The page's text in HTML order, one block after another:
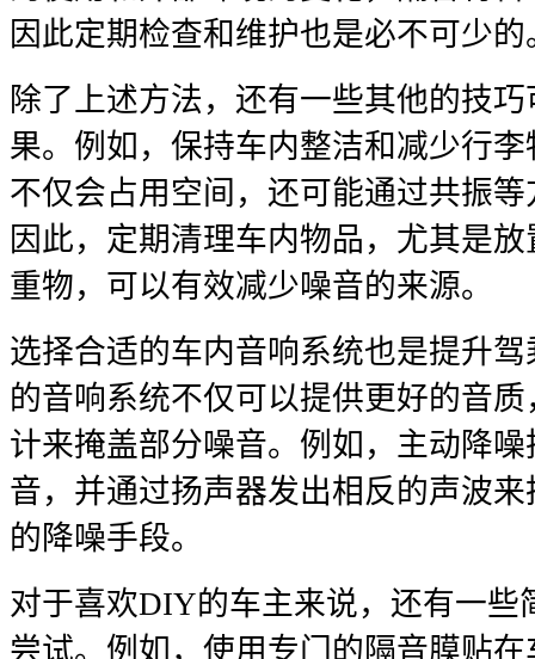
因此定期检查和维护也是必不可少的
除了上述方法，还有一些其他的技
果。例如，保持车内整洁和减少行
不仅会占用空间，还可能通过共振
因此，定期清理车内物品，尤其是
重物，可以有效减少噪音的来源。
选择合适的车内音响系统也是提升
的音响系统不仅可以提供更好的音
计来掩盖部分噪音。例如，主动降
音，并通过扬声器发出相反的声波
的降噪手段。
对于喜欢DIY的车主来说，还有一些
尝试。例如，使用专门的隔音膜贴